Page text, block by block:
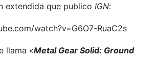
extendida que publico IGN:
watch?v=G6O7-RuaC2s
llama «Metal Gear Solid: Ground